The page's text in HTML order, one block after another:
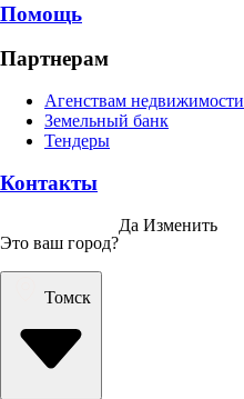
Помощь
Партнерам
Агенствам недвижимости
Земельный банк
Тендеры
Контакты
Это ваш город?
Да Изменить
Томск